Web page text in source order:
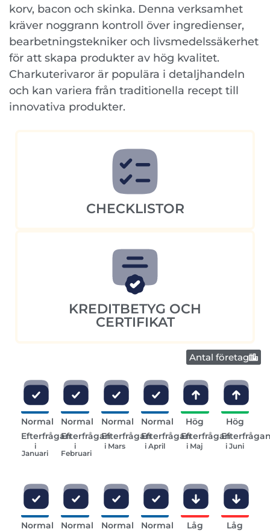
korv, bacon och skinka. Denna verksamhet
kräver noggrann kontroll över ingredienser,
bearbetningstekniker och livsmedelssäkerhet
för att skapa produkter av hög kvalitet.
Charkuterivaror är populära i detaljhandeln
och kan variera från traditionella recept till
innovativa produkter.
CHECKLISTOR
KREDITBETYG OCH
CERTIFIKAT
Antal företag
Normal
Efterfrågan
i
Januari
Normal
Efterfrågan
i
Februari
Normal
Efterfrågan
i Mars
Normal
Efterfrågan
i April
Hög
Efterfrågan
i Maj
Hög
i Juni
Normal
Normal
Normal
Normal
Låg
Låg